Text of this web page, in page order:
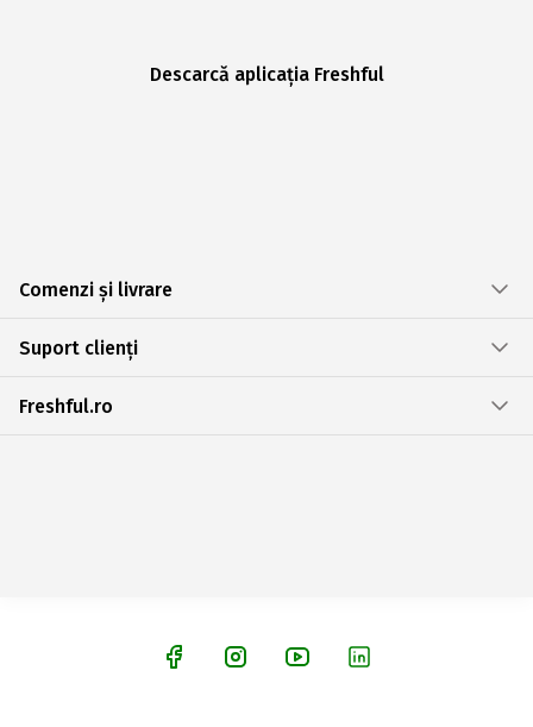
Descarcă aplicația Freshful
Comenzi și livrare
Suport clienți
Freshful.ro